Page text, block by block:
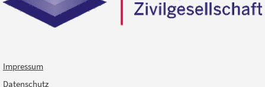
Impressum
Datenschutz